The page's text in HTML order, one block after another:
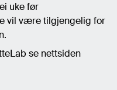
uke før
vil være tilgjengelig for
se nettsiden